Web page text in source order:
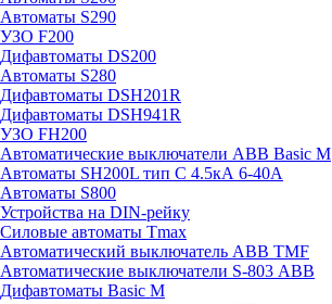
Автоматы S290
УЗО F200
Дифавтоматы DS200
Автоматы S280
Дифавтоматы DSH201R
Дифавтоматы DSH941R
УЗО FH200
Автоматические выключатели ABB Basic M
Автоматы SH200L тип С 4.5кА 6-40А
Автоматы S800
Устройства на DIN-рейку
Силовые автоматы Tmax
Автоматический выключатель ABB TMF
Автоматические выключатели S-803 АВВ
Дифавтоматы Basic M